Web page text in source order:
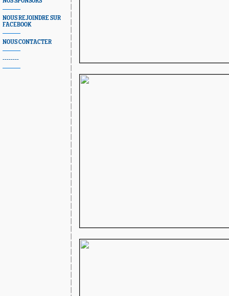
NOUS REJOINDRE SUR
FACEBOOK
NOUS CONTACTER
--------